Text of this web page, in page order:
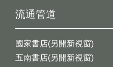
流通管道
國家書店(另開新視窗)
五南書店(另開新視窗)